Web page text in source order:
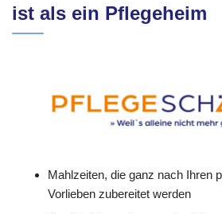
ist als ein Pflegeheim
Mahlzeiten, die ganz nach Ihren
Vorlieben zubereitet werden